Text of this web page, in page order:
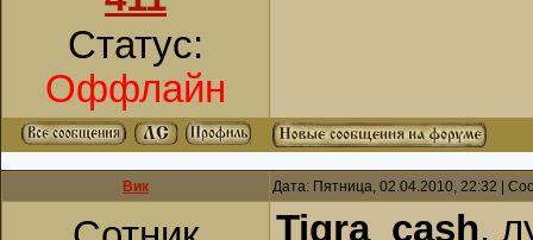
Статус:
Оффлайн
Вик Дата: Пятница, 02.04.2010, 22:32 |
Tigra_cash,